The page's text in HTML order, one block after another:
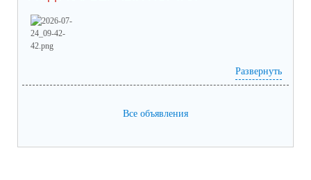
(посмотреть)
Prilozhieniie_1 (53).pdf(скачать)(посмотреть)
Развернуть
Все объявления